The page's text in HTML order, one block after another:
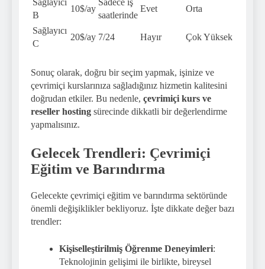
Sağlayıcı
B
10$/ay
Sadece iş
saatlerinde
Evet Orta
Sağlayıcı
C
20$/ay 7/24 Hayır Çok Yüksek
Sonuç olarak, doğru bir seçim yapmak, işinize ve
çevrimiçi kurslarınıza sağladığınız hizmetin kalitesini
doğrudan etkiler. Bu nedenle, çevrimiçi kurs ve
reseller hosting sürecinde dikkatli bir değerlendirme
yapmalısınız.
Gelecek Trendleri: Çevrimiçi
Eğitim ve Barındırma
Gelecekte çevrimiçi eğitim ve barındırma sektöründe
önemli değişiklikler bekliyoruz. İşte dikkate değer bazı
trendler:
Kişiselleştirilmiş Öğrenme Deneyimleri:
Teknolojinin gelişimi ile birlikte, bireysel